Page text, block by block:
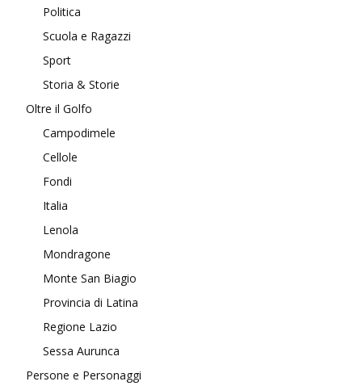
Politica
Scuola e Ragazzi
Sport
Storia & Storie
Oltre il Golfo
Campodimele
Cellole
Fondi
Italia
Lenola
Mondragone
Monte San Biagio
Provincia di Latina
Regione Lazio
Sessa Aurunca
Persone e Personaggi